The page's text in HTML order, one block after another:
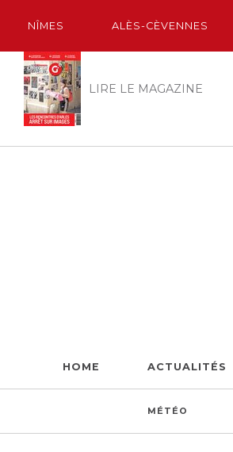
NÎMES ALÈS-CÈVENNES
LIRE LE MAGAZINE
HOME ACTUALITÉS
MÉTÉO